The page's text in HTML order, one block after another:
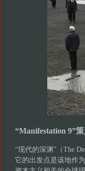
“Manifestation 9”
“现代的深渊”（The
它的出发点是该地作